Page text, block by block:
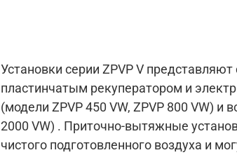
Установки серии ZPVP V
пластинчатым рекуператором и
(модели ZPVP 450 VW, ZPVP 800 VW) и
2000 VW) . Приточно-вытяжные
чистого подготовленного воздуха и